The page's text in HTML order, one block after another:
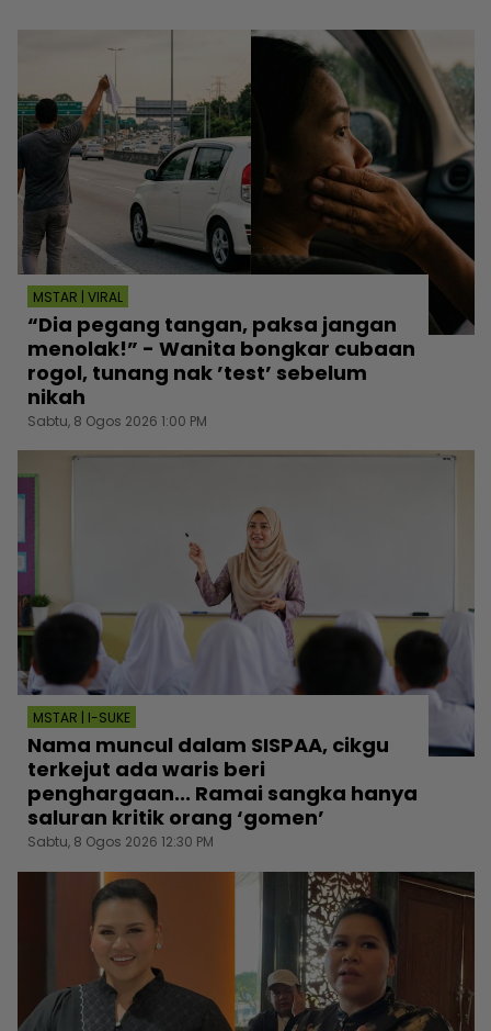
MSTAR | VIRAL
“Dia pegang tangan, paksa jangan
menolak!” - Wanita bongkar cubaan
rogol, tunang nak ’test’ sebelum
nikah
Sabtu, 8 Ogos 2026 1:00 PM
MSTAR | I-SUKE
Nama muncul dalam SISPAA, cikgu
terkejut ada waris beri
penghargaan... Ramai sangka hanya
saluran kritik orang ‘gomen’
Sabtu, 8 Ogos 2026 12:30 PM